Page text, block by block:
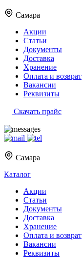
Самара
Акции
Статьи
Документы
Доставка
Хранение
Оплата и возврат
Вакансии
Реквизиты
Скачать прайс
Самара
Каталог
Акции
Статьи
Документы
Доставка
Хранение
Оплата и возврат
Вакансии
Реквизиты